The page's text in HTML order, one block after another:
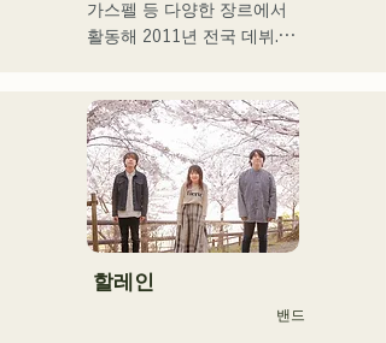
가스펠 등 다양한 장르에서
활동해 2011년 전국 데뷔.
어져 기업 CM송이나 영화
등에도 많이 종사한다.
2014년~2017년에는 도쿄를
거점으로 활동해, 포카리스
웨트의 TVCM송이나 후지
TV 「MUSIC FAIR」에서
모리야마 나오타로씨의 코러
할레인
밴드